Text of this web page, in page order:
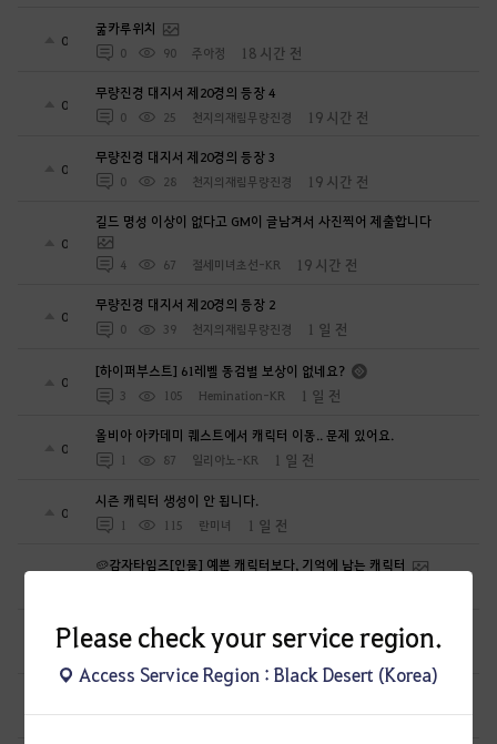
Please check your service region.
Access Service Region : Black Desert (Korea)
0
굶카루위치
0 90 주아정 18 시간 전
0
무량진경 대지서 제20경의 등장 4
0 25 천지의재림무량진경 19 시간 전
0
무량진경 대지서 제20경의 등장 3
0 28 천지의재림무량진경 19 시간 전
0
길드 명성 이상이 없다고 GM이 글남겨서 사진찍어 제출합니다
4 67 절세미녀초선-KR 19 시간 전
0
무량진경 대지서 제20경의 등장 2
0 39 천지의재림무량진경 1 일 전
0
[하이퍼부스트] 61레벨 동검별 보상이 없네요?
3 105 Hemination-KR 1 일 전
0
올비아 아카데미 퀘스트에서 캐릭터 이동.. 문제 있어요.
1 87 일리아노-KR 1 일 전
0
시즌 캐릭터 생성이 안 됩니다.
1 115 란미녀 1 일 전
9
🥔감자타임즈[인물] 예쁜 캐릭터보다, 기억에 남는 캐릭터
1
일단 내 아이디어 훔친인간 넌 꼭 잘리게 한다
공짜안됨 1 일 전
0 93 로뽀또또 1 일 전